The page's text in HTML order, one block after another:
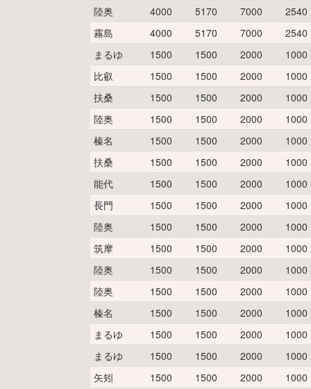
陸奥
4000 5170 7000
2540
霧島
4000 5170 7000
2540
まるゆ
1500 1500 2000
1000
比叡
1500 1500 2000
1000
扶桑
1500 1500 2000
1000
陸奥
1500 1500 2000
1000
榛名
1500 1500 2000
1000
扶桑
1500 1500 2000
1000
能代
1500 1500 2000
1000
長門
1500 1500 2000
1000
陸奥
1500 1500 2000
1000
筑摩
1500 1500 2000
1000
陸奥
1500 1500 2000
1000
陸奥
1500 1500 2000
1000
榛名
1500 1500 2000
1000
まるゆ
1500 1500 2000
1000
まるゆ
1500 1500 2000
1000
矢矧
1500 1500 2000
1000